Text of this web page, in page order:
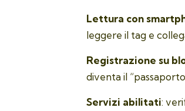
Lettura con
leggere il tag e
Registrazione su
diventa il
Servizi abilitati: